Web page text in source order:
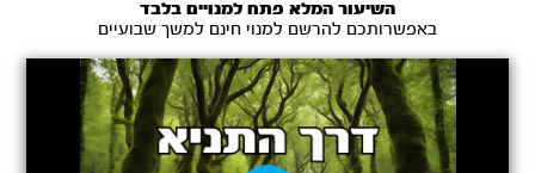
השיעור המלא פתח למנויים בלבד
באפשרותכם להרשם למנוי חינם למשך שבועיים